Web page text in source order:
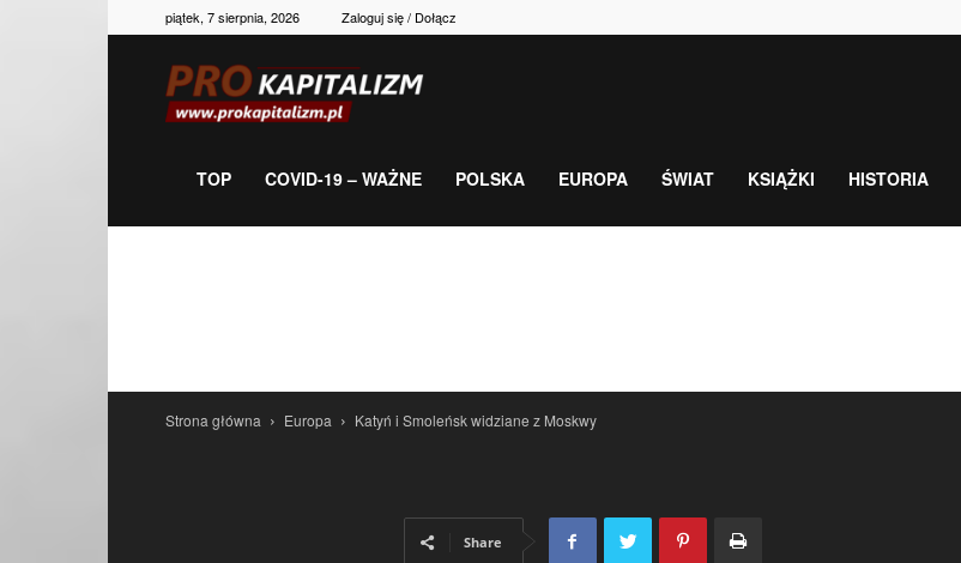
piątek, 7 sierpnia, 2026 Zaloguj się / Dołącz
gospodarka,
TOP COVID-19 – WAŻNE POLSKA EUROPA ŚWIAT KSIĄŻKI HISTORIA
Strona główna Europa Katyń i Smoleńsk widziane z Moskwy
Share